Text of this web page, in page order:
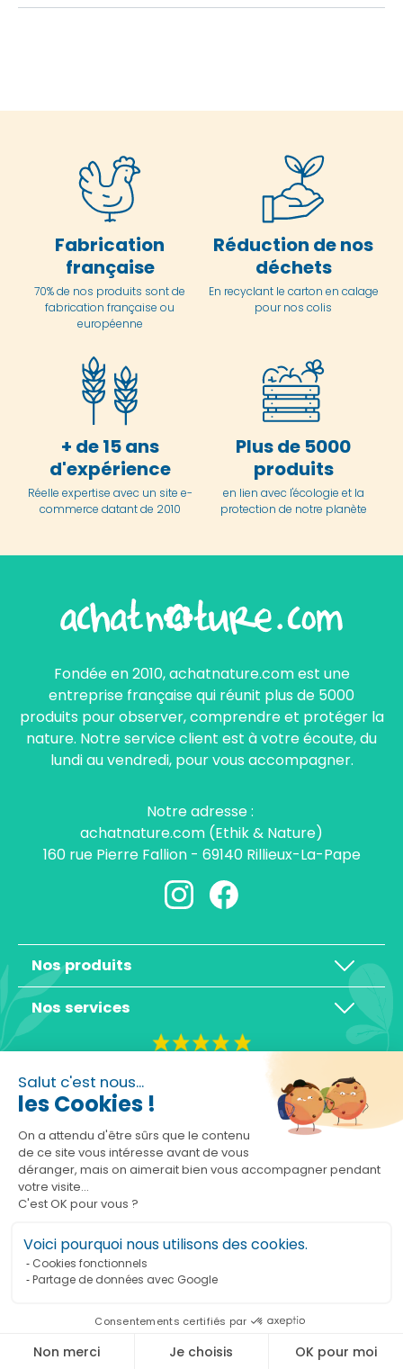
Salut c'est nous...
les Cookies !
On a attendu d'être sûrs que le contenu
de ce site vous intéresse avant de vous
déranger, mais on aimerait bien vous accompagner pendant
votre visite...
C'est OK pour vous ?
Voici pourquoi nous utilisons des cookies.
Cookies fonctionnels
Partage de données avec Google
Consentements certifiés par
Non merci Je choisis OK pour moi
Ajouter au panier
Fabrication
française
70% de nos produits sont de
fabrication française ou
européenne
Réduction de nos
déchets
En recyclant le carton en calage
pour nos colis
+ de 15 ans
d'expérience
Réelle expertise avec un site e-
commerce datant de 2010
Plus de 5000
produits
en lien avec l'écologie et la
protection de notre planète
Fondée en 2010, achatnature.com est une
entreprise française qui réunit plus de 5000
produits pour observer, comprendre et protéger la
nature. Notre service client est à votre écoute, du
lundi au vendredi, pour vous accompagner.
Notre adresse :
achatnature.com (Ethik & Nature)
160 rue Pierre Fallion - 69140 Rillieux-La-Pape
Nos produits
Nos services
Marchand approuvé par la Société des Avis Garantis,
cliquez ici pour vérifier